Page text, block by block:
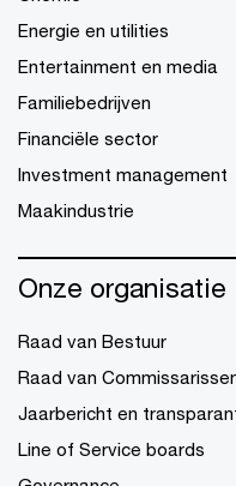
Energie en utilities
Entertainment en media
Familiebedrijven
Financiële sector
Investment management
Maakindustrie
Onze organisatie
Raad van Bestuur
Raad van
Jaarbericht en
Line of Service boards